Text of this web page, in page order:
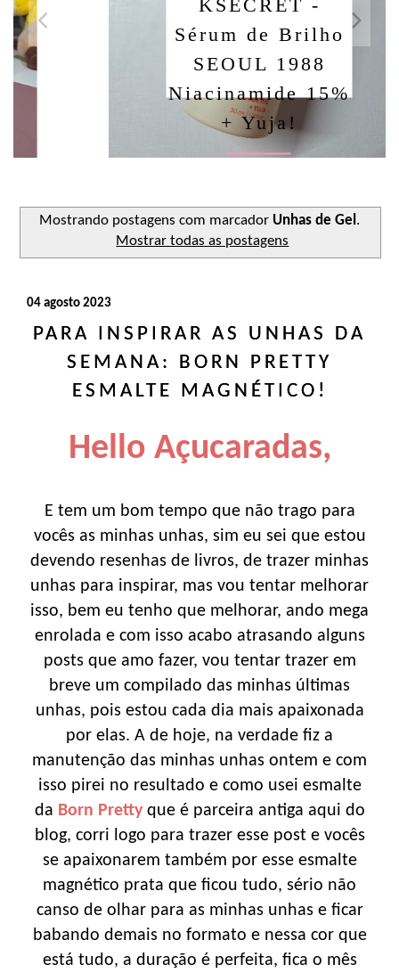
Sérum de Brilho
SEOUL 1988
Niacinamide 15%
+ Yuja!
Mostrando postagens com marcador Unhas de Gel .
Mostrar todas as postagens
04 agosto 2023
PARA INSPIRAR AS UNHAS DA
SEMANA: BORN PRETTY
ESMALTE MAGNÉTICO!
Hello Açucaradas,
E tem um bom tempo que não trago para
vocês as minhas unhas, sim eu sei que estou
devendo resenhas de livros, de trazer minhas
unhas para inspirar, mas vou tentar melhorar
isso, bem eu tenho que melhorar, ando mega
enrolada e com isso acabo atrasando alguns
posts que amo fazer, vou tentar trazer em
breve um compilado das minhas últimas
unhas, pois estou cada dia mais apaixonada
por elas. A de hoje, na verdade fiz a
manutenção das minhas unhas ontem e com
isso pirei no resultado e como usei esmalte
da Born Prettyque é parceira antiga aqui do
blog, corri logo para trazer esse post e vocês
se apaixonarem também por esse esmalte
magnético prata que ficou tudo, sério não
canso de olhar para as minhas unhas e ficar
babando demais no formato e nessa cor que
está tudo, a duração é perfeita, fica o mês